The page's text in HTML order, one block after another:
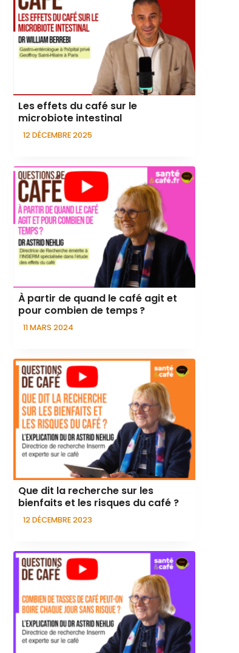
Les effets du café sur le
microbiote intestinal
12 DÉCEMBRE 2025
À partir de quand le café agit et
pour combien de temps ?
11 MARS 2024
Que dit la recherche sur les
bienfaits et les risques du café ?
12 DÉCEMBRE 2023